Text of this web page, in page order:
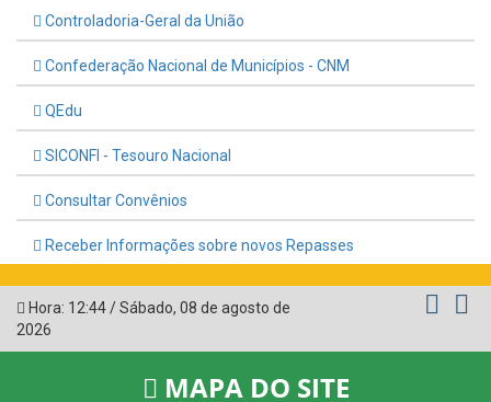
Controladoria-Geral da União
Confederação Nacional de Municípios - CNM
QEdu
SICONFI - Tesouro Nacional
Consultar Convênios
Receber Informações sobre novos Repasses
Hora: 12:44 /Sábado 08 de agosto de
2026
MAPA DO SITE